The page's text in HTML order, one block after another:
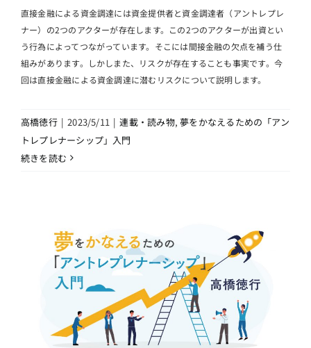
直接金融による資金調達には資金提供者と資金調達者（アントレプレ
ナー）の2つのアクターが存在します。この2つのアクターが出資とい
う行為によってつながっています。そこには間接金融の欠点を補う仕
組みがあります。しかしまた、リスクが存在することも事実です。今
回は直接金融による資金調達に潜むリスクについて説明します。
高橋徳行 | 2023/5/11 | 連載・読み物,夢をかなえるための「アン
トレプレナーシップ」入門
続きを読む